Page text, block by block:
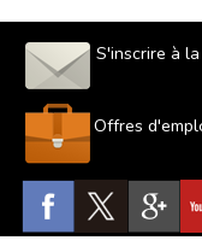
S'inscrire à
Offres